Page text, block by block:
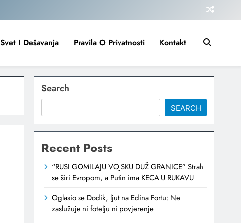
Svet I Dešavanja Pravila O Privatnosti Kontakt
Search
SEARCH
Recent Posts
“RUSI GOMILAJU VOJSKU DUŽ GRANICE” Strah
se širi Evropom, a Putin ima KECA U RUKAVU
Oglasio se Dodik, ljut na Edina Fortu: Ne
zaslužuje ni fotelju ni povjerenje